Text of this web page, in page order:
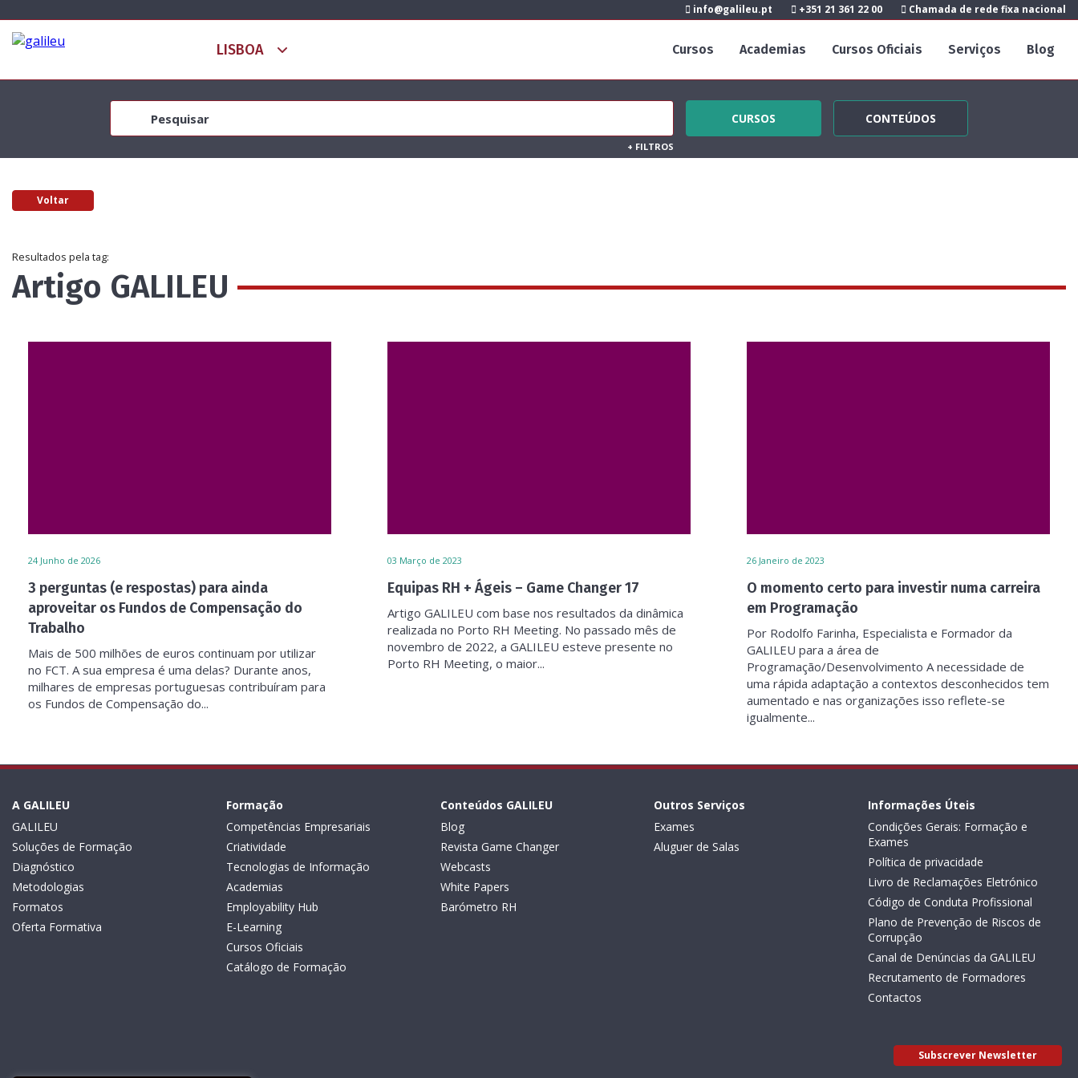
info@galileu.pt +351 21 361 22 00 Chamada de rede fixa nacional
Cursos Academias Cursos Oficiais Serviços Blog
CURSOS CONTEÚDOS
+ FILTROS
Voltar
Resultados pela tag:
Artigo GALILEU
24 Junho de 2026
3 perguntas (e respostas) para ainda
aproveitar os Fundos de Compensação do
Trabalho
Mais de 500 milhões de euros continuam por utilizar
no FCT. A sua empresa é uma delas? Durante anos,
milhares de empresas portuguesas contribuíram para
os Fundos de Compensação do...
03 Março de 2023
Equipas RH + Ágeis – Game Changer 17
Artigo GALILEU com base nos resultados da dinâmica
realizada no Porto RH Meeting. No passado mês de
novembro de 2022, a GALILEU esteve presente no
Porto RH Meeting, o maior...
26 Janeiro de 2023
O momento certo para investir numa carreira
em Programação
Por Rodolfo Farinha, Especialista e Formador da
GALILEU para a área de
Programação/Desenvolvimento A necessidade de
uma rápida adaptação a contextos desconhecidos tem
aumentado e nas organizações isso reflete-se
igualmente...
A GALILEU
GALILEU
Soluções de Formação
Diagnóstico
Metodologias
Formatos
Oferta Formativa
Formação
Competências Empresariais
Criatividade
Tecnologias de Informação
Academias
Employability Hub
E-Learning
Cursos Oficiais
Catálogo de Formação
Conteúdos GALILEU
Blog
Revista Game Changer
Webcasts
White Papers
Barómetro RH
Outros Serviços
Exames
Aluguer de Salas
Informações Úteis
Condições Gerais: Formação e
Exames
Política de privacidade
Livro de Reclamações Eletrónico
Código de Conduta Profissional
Plano de Prevenção de Riscos de
Corrupção
Canal de Denúncias da GALILEU
Recrutamento de Formadores
Contactos
Subscrever Newsletter